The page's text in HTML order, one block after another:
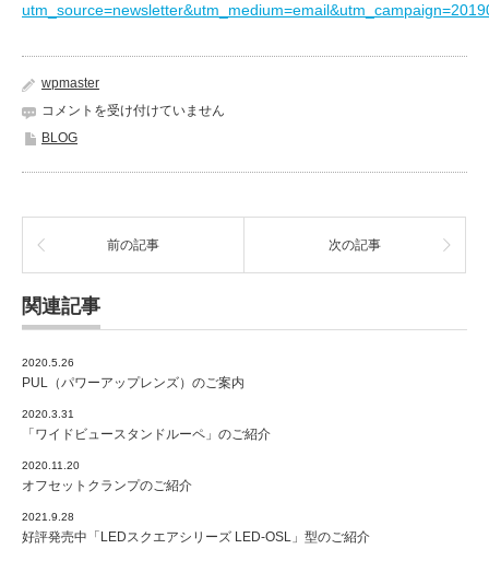
wpmaster
社
長
ブ
グ：
長
宛
お
客
ア
ン
ー
ト
始
め
し
た
コメントを受け付けていません
BLOG
前の記事 次の記事
関連記事
2020.5.26
PUL（パワーアップレンズ）のご案内
2020.3.31
「ワイドビュースタンドルーペ」のご紹介
2020.11.20
オフセットクランプのご紹介
2021.9.28
好評発売中「LEDスクエアシリーズ LED-OSL」型のご紹介